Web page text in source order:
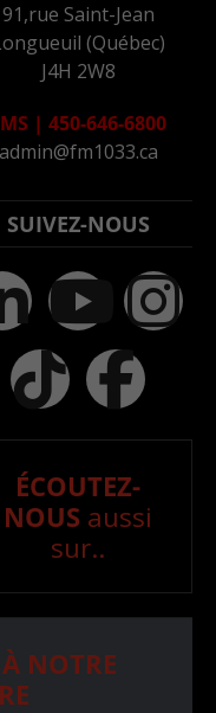
91,rue Saint-Jean
(Québec)
J4H 2W8
| 450-646-6800
admin@fm1033.ca
SUIVEZ-NOUS
ÉCOUTEZ-
NOUS aussi
sur..
NOTRE